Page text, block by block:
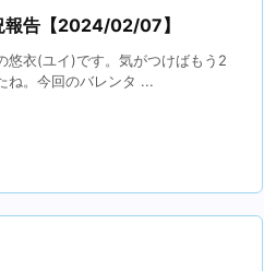
報告【2024/02/07】
悠衣(ユイ)です。気がつけばもう2
ね。今回のバレンタ ...